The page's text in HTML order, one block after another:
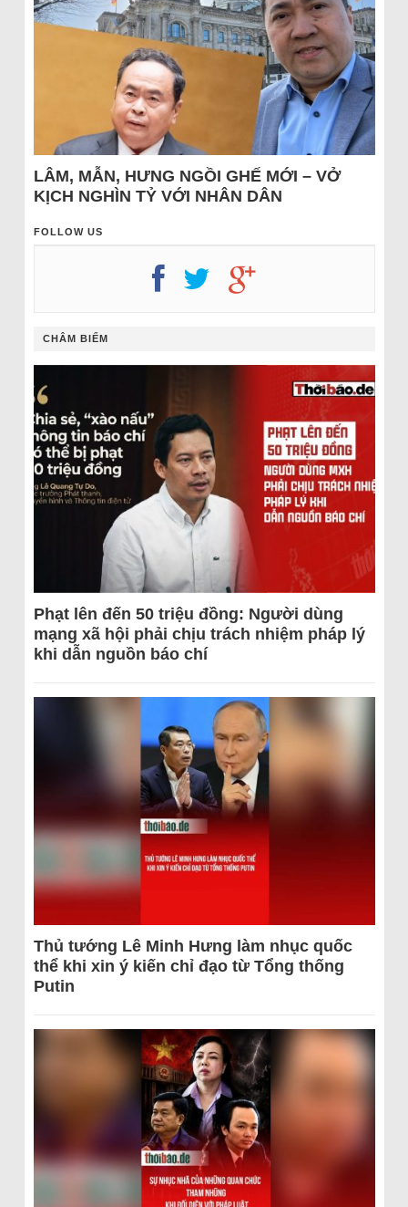
LÂM, MẪN, HƯNG NGỒI GHẾ MỚI – VỞ
KỊCH NGHÌN TỶ VỚI NHÂN DÂN
FOLLOW US
CHÂM BIẾM
Phạt lên đến 50 triệu đồng: Người dùng
mạng xã hội phải chịu trách nhiệm pháp lý
khi dẫn nguồn báo chí
Thủ tướng Lê Minh Hưng làm nhục quốc
thể khi xin ý kiến chỉ đạo từ Tổng thống
Putin